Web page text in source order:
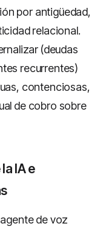
por antigüedad,
relacional.
(deudas
recurrentes)
contenciosas,
de cobro sobre
IA e
de voz